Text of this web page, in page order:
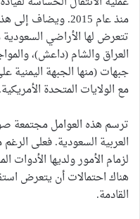
منذ عام 2015.
تتعرض لها الأراضي
العراق والشام (داعش)،
جبهات (منها الجبهة اليمنية
مع الولايات المتحدة الأمريكية.
ترسم هذه العوامل مجتمعة
العربية السعودية. فعلى
لزمام الأمور ولديها الأدوات
هناك احتمالات أن يتعرض
القادمة.